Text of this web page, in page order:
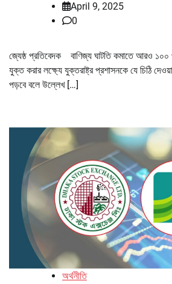
April 9, 2025
0
জ্যেষ্ঠ প্রতিবেদক বাণিজ্য ঘাটতি কমাতে আরও
যুক্ত করার লক্ষ্যে যুক্তরাষ্ট্র প্রশাসনকে যে চিঠি
পড়বে বলে উল্লেখ […]
অর্থনীতি